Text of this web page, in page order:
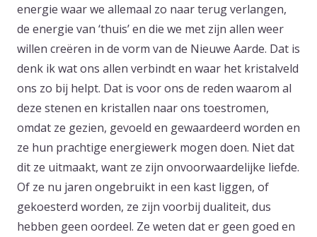
energie waar we allemaal zo naar terug verlangen,
de energie van ‘thuis’ en die we met zijn allen weer
willen creëren in de vorm van de Nieuwe Aarde. Dat is
denk ik wat ons allen verbindt en waar het kristalveld
ons zo bij helpt. Dat is voor ons de reden waarom al
deze stenen en kristallen naar ons toestromen,
omdat ze gezien, gevoeld en gewaardeerd worden en
ze hun prachtige energiewerk mogen doen. Niet dat
dit ze uitmaakt, want ze zijn onvoorwaardelijke liefde.
Of ze nu jaren ongebruikt in een kast liggen, of
gekoesterd worden, ze zijn voorbij dualiteit, dus
hebben geen oordeel. Ze weten dat er geen goed en